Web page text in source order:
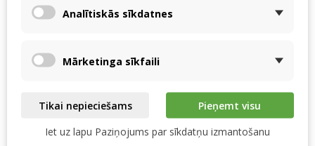
600v/800v – entalpijas
Thessla Green
AirPack4
Analītiskās sīkdatnes
Mārketinga sīkfaili
Tikai nepieciešams
Pieņemt visu
Iet uz lapu Paziņojums par sīkdatņu izmantošanu